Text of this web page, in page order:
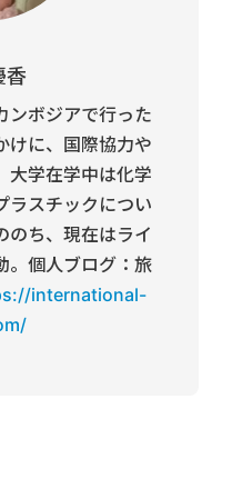
香
ンボジアで行った
けに、国際協力や
大学在学中は化学
ラスチックについ
のち、現在はライ
。個人ブログ：旅
international-